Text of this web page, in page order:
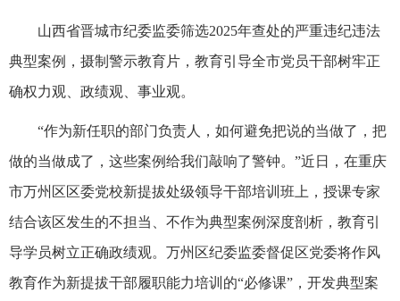
山西省晋城市纪委监委筛选2025年查处的严重违纪违法
典型案例，摄制警示教育片，教育引导全市党员干部树牢正
确权力观、政绩观、事业观。
“作为新任职的部门负责人，如何避免把说的当做了，把
做的当做成了，这些案例给我们敲响了警钟。”近日，在重庆
市万州区区委党校新提拔处级领导干部培训班上，授课专家
结合该区发生的不担当、不作为典型案例深度剖析，教育引
导学员树立正确政绩观。万州区纪委监委督促区党委将作风
教育作为新提拔干部履职能力培训的“必修课”，开发典型案